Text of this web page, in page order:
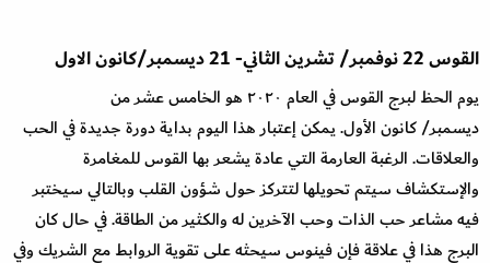
القوس22نوفمبر/تشرين الثاني-
21ديسمبر/‪كانونالاول
يوم الحظ لبرج القوس في العام ٢٠٢٠ هو الخامس عشر من
ديسمبر/كانون الأول. يمكن إعتبار هذا اليوم بداية دورة جديدة في الحب
والعلاقات. الرغبة العارمة التي عادة يشعر بها القوس للمغامرة
والإستكشاف سيتم تحويلها لتتركز حول شؤون القلب وبالتالي سيختبر
فيه مشاعر حب الذات وحب الآخرين له والكثير من الطاقة. في حال كان
البرج هذا في علاقة فإن فينوس سيحثه على تقوية الروابط مع الشريك وفي